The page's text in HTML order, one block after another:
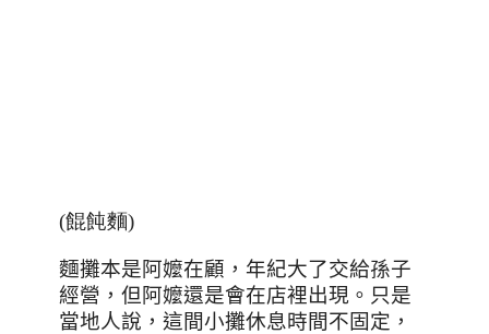
(餛飩麵)
麵攤本是阿嬤在顧，年紀大了交給孫子
經營，但阿嬤還是會在店裡出現。只是
當地人說，這間小攤休息時間不固定，